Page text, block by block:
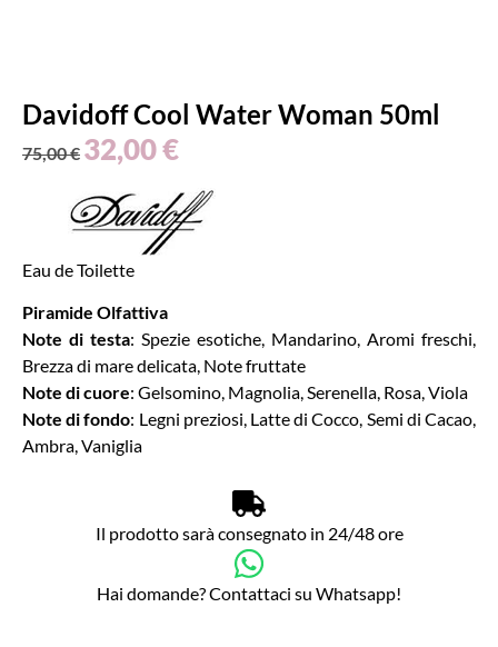
Davidoff Cool Water Woman 50ml
75,00€ 32,00€
Eau de Toilette
Piramide Olfattiva
Note di testa: Spezie esotiche, Mandarino, Aromi freschi,
Brezza di mare delicata, Note fruttate
Note di cuore: Gelsomino, Magnolia, Serenella, Rosa, Viola
Note di fondo: Legni preziosi, Latte di Cocco, Semi di Cacao,
Ambra, Vaniglia
Il prodotto sarà consegnato in 24/48 ore
Hai domande? Contattaci su Whatsapp!